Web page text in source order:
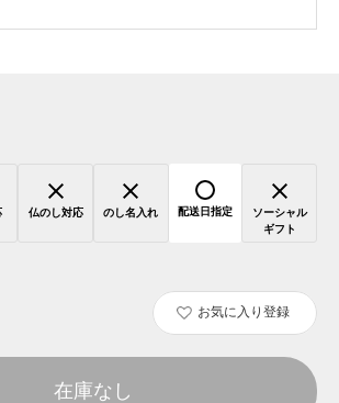
仏のし対応 のし名入れ 配送日指定
ソーシャル
ギフト
お気に入り登録
在庫なし